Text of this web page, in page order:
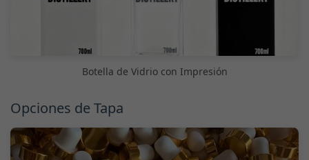
Botella de Vidrio con Impresión
Opciones de Tapa